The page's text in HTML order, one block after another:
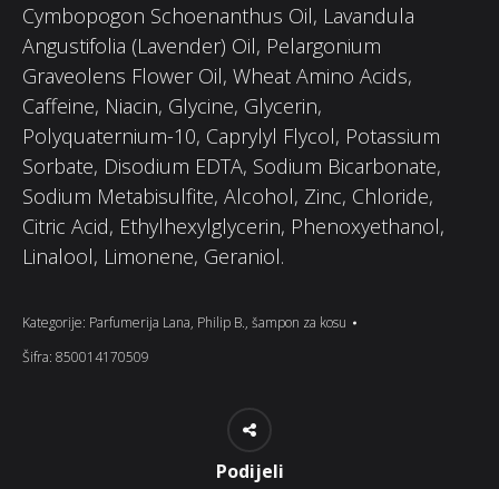
Cymbopogon Schoenanthus Oil, Lavandula
Angustifolia (Lavender) Oil, Pelargonium
Graveolens Flower Oil, Wheat Amino Acids,
Caffeine, Niacin, Glycine, Glycerin,
Polyquaternium-10, Caprylyl Flycol, Potassium
Sorbate, Disodium EDTA, Sodium Bicarbonate,
Sodium Metabisulfite, Alcohol, Zinc, Chloride,
Citric Acid, Ethylhexylglycerin, Phenoxyethanol,
Linalool, Limonene, Geraniol.
Kategorije: Parfumerija Lana, Philip B., šampon za kosu
Šifra: 850014170509
Podijeli